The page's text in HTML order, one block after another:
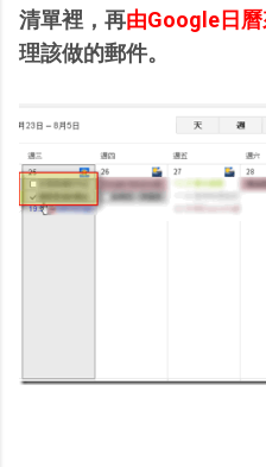
清單裡，再由Google日
理該做的郵件。